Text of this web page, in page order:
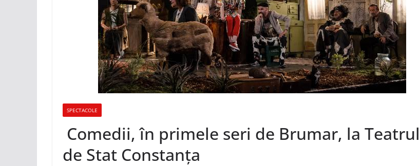
SPECTACOLE
Comedii, în primele seri de Brumar, la Teatrul
de Stat Constanța